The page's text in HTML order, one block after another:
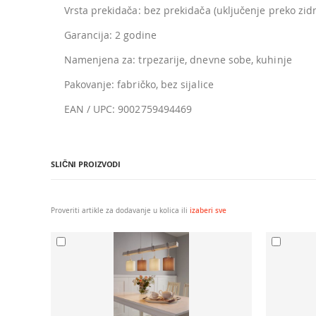
Vrsta prekidača: bez prekidača (uključenje preko
Garancija: 2 godine
Namenjena za: trpezarije, dnevne sobe, kuhinje
Pakovanje: fabričko, bez sijalice
EAN / UPC: 9002759494469
SLIČNI PROIZVODI
Proveriti artikle za dodavanje u kolica ili izaberi sve